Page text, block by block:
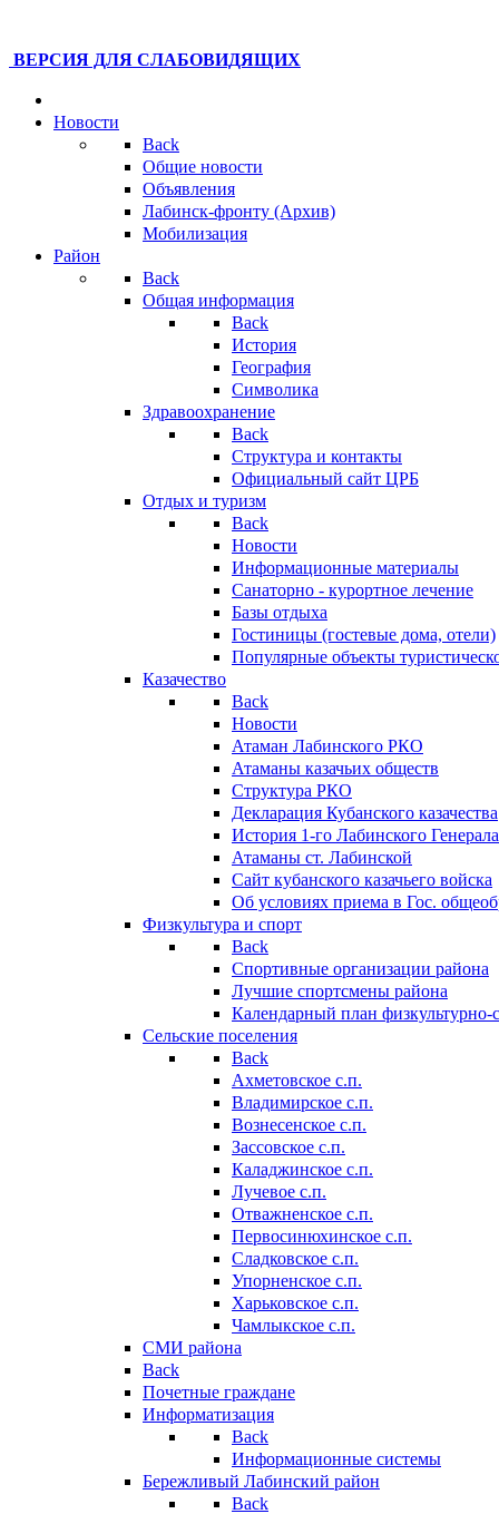
ВЕРСИЯ ДЛЯ СЛАБОВИДЯЩИХ
Новости
Back
Общие новости
Объявления
Лабинск-фронту (Архив)
Мобилизация
Район
Back
Общая информация
Back
История
География
Символика
Здравоохранение
Back
Структура и контакты
Официальный сайт ЦРБ
Отдых и туризм
Back
Новости
Информационные материалы
Санаторно - курортное лечение
Базы отдыха
Гостиницы (гостевые дома, отели)
Популярные объекты
Казачество
Back
Новости
Атаман Лабинского РКО
Атаманы казачьих обществ
Структура РКО
Декларация Кубанского казачества
История 1-го Лабинского
Атаманы ст. Лабинской
Cайт кубанского казачьего войска
Об условиях приема в Гос.
Физкультура и спорт
Back
Спортивные организации района
Лучшие спортсмены района
Календарный план
Сельские поселения
Back
Ахметовское с.п.
Владимирское с.п.
Вознесенское с.п.
Зассовское с.п.
Каладжинское с.п.
Лучевое с.п.
Отважненское с.п.
Первосинюхинское с.п.
Сладковское с.п.
Упорненское с.п.
Харьковское с.п.
Чамлыкское с.п.
СМИ района
Back
Почетные граждане
Информатизация
Back
Информационные системы
Бережливый Лабинский район
Back